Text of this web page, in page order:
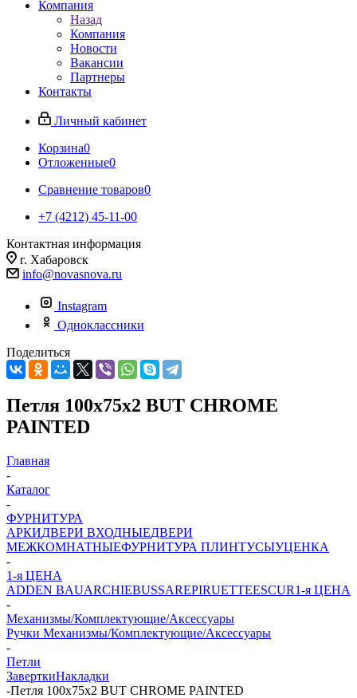
Компания
Назад
Компания
Новости
Вакансии
Партнеры
Контакты
Личный кабинет
Корзина0
Отложенные0
Сравнение товаров0
+7 (4212) 45-11-00
Контактная информация
г. Хабаровск
info@novasnova.ru
Instagram
Одноклассники
Поделиться
Петля 100x75x2 BUT CHROME
PAINTED
Главная
-
Каталог
-
ФУРНИТУРА
АРКИДВЕРИ ВХОДНЫЕДВЕРИ
МЕЖКОМНАТНЫЕФУРНИТУРА ПЛИНТУСЫУЦЕНКА
-
1-я ЦЕНА
ADDEN BAUARCHIEBUSSAREPIRUETTEESCUR1-я ЦЕНА
-
Механизмы/Комплектующие/Аксессуары
Ручки Механизмы/Комплектующие/Аксессуары
-
Петли
ЗаверткиНакладки
-Петля 100x75x2 BUT CHROME PAINTED